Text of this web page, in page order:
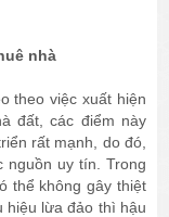
nhà
theo việc xuất hiện
đất, các điểm này
rất mạnh, do đó,
nguồn uy tín. Trong
thể không gây thiệt
hiệu lừa đảo thì hậu